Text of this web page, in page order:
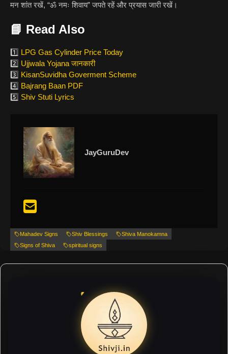
मन शांत रखें, “ॐ नमः शिवाय” जपते रहें और प्रयास जारी रखें।
📘 Read Also
1️⃣ LPG Gas Cylinder Price Today
2️⃣ Ujjwala Yojana जानकारी
3️⃣ KisanSuvidha Goverment Scheme
4️⃣ Bajrang Baan PDF
5️⃣ Shiv Stuti Lyrics
JayGuruDev
Mahadev Signs Shiv Blessings
Shiva Manokamna
Signs of Shiva
spiritual signs